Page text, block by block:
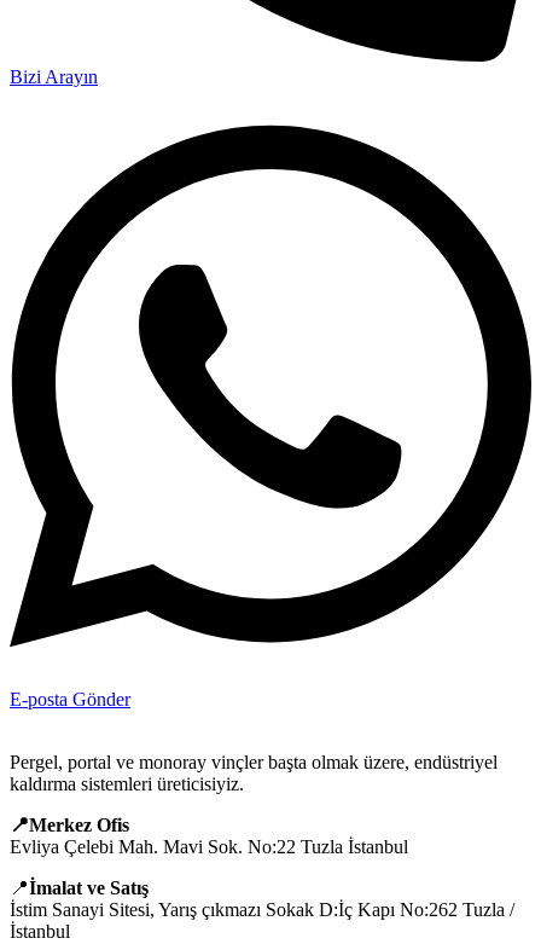
Bizi Arayın
E-posta Gönder
Pergel, portal ve monoray vinçler başta olmak üzere, endüstriyel
kaldırma sistemleri üreticisiyiz.
📍Merkez Ofis
Evliya Çelebi Mah. Mavi Sok. No:22 Tuzla İstanbul
📍İmalat ve Satış
İstim Sanayi Sitesi, Yarış çıkmazı Sokak D:İç Kapı No:262 Tuzla /
İstanbul